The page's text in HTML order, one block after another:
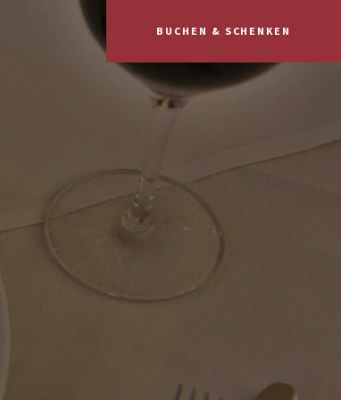
BUCHEN & SCHENKEN